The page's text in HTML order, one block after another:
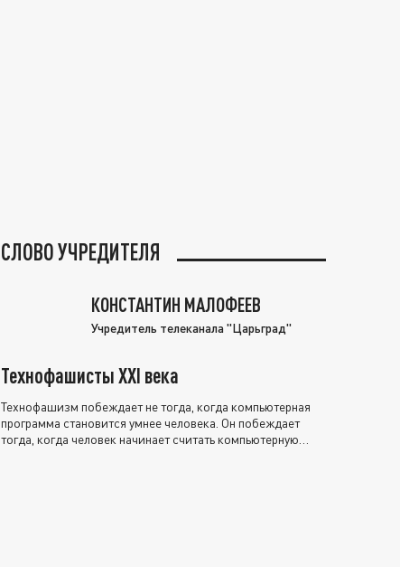
СЛОВО УЧРЕДИТЕЛЯ
КОНСТАНТИН МАЛОФЕЕВ
Учредитель телеканала "Царьград"
Технофашисты XXI века
Технофашизм побеждает не тогда, когда компьютерная
программа становится умнее человека. Он побеждает
тогда, когда человек начинает считать компьютерную